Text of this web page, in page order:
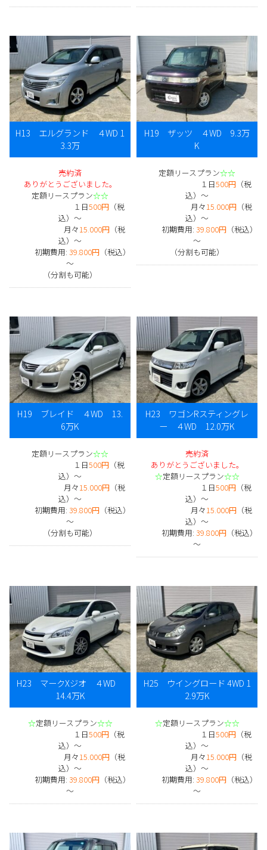
H13 エルグランド ４WD 1
3.3万
売約済
ありがとうございました。
定額リースプラン☆☆
１日500円（税
込）～
月々15.000円（税
込）～
初期費用: 39.800円 （税込）
～
（分割も可能）
H19 ザッツ ４WD 9.3万
K
定額リースプラン☆☆
１日500円（税
込）～
月々15.000円（税
込）～
初期費用: 39.800円 （税込）
～
（分割も可能）
H19 ブレイド ４WD 13.
6万K
定額リースプラン☆☆
１日500円（税
込）～
月々15.000円（税
込）～
初期費用: 39.800円 （税込）
～
（分割も可能）
H23 ワゴンRスティングレ
ー ４WD 12.0万K
売約済
ありがとうございました。
☆定額リースプラン☆☆
１日500円（税
込）～
月々15.000円（税
込）～
初期費用: 39.800円 （税込）
～
H23 マークXジオ ４WD
14.4万K
☆定額リースプラン☆☆
１日500円（税
込）～
月々15.000円（税
込）～
初期費用: 39.800円 （税込）
～
H25 ウイングロード 4WD 1
2.9万K
☆定額リースプラン☆☆
１日500円（税
込）～
月々15.000円（税
込）～
初期費用: 39.800円 （税込）
～